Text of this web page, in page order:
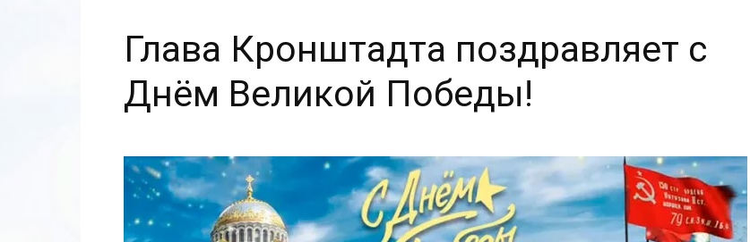
собор
Глава Кронштадта поздравляет с
Днём Великой Победы!